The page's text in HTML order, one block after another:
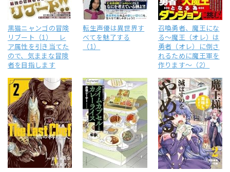
黒猫ニャンゴの冒険
リブート（1） レ
ア属性を引き当てた
ので、気ままな冒険
者を目指します
転生声優は異世界す
べてを魅了する
（1）
召喚勇者、魔王にな
る～魔王（オレ）は
勇者（オレ）に倒さ
れるために魔王軍を
作ります～（2）